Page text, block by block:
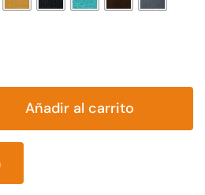
Añadir al carrito